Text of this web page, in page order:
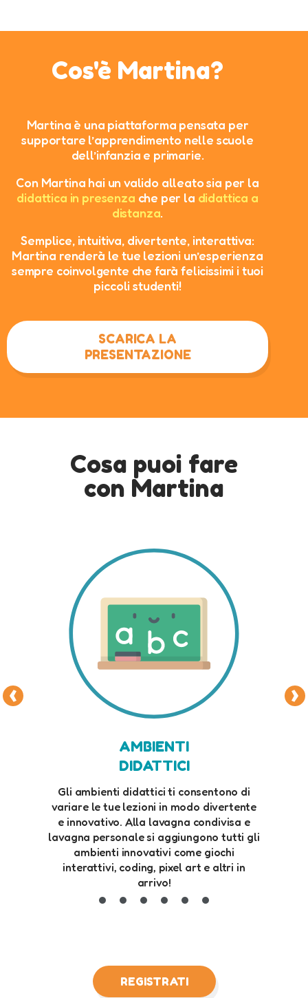
Cos'è Martina?
Martina è una piattaforma pensata per
supportare l’apprendimento nelle scuole
dell’infanzia e primarie.
Con Martina hai un valido alleato sia per la
didattica in presenza che per la didattica a
distanza.
Semplice, intuitiva, divertente, interattiva:
Martina renderà le tue lezioni un’esperienza
sempre coinvolgente che farà felicissimi i tuoi
piccoli studenti!
SCARICA LA
PRESENTAZIONE
Cosa puoi fare
con Martina
AMBIENTI
DIDATTICI
Gli ambienti didattici ti consentono di
variare le tue lezioni in modo divertente
e innovativo. Alla lavagna condivisa e
lavagna personale si aggiungono tutti gli
ambienti innovativi come giochi
interattivi, coding, pixel art e altri in
arrivo!
REGISTRATI